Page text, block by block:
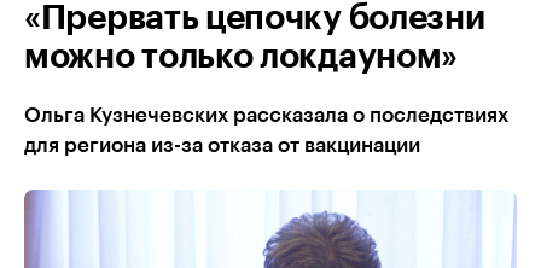
«Прервать цепочку болезни
можно только локдауном»
Ольга Кузнечевских рассказала о последствиях
для региона из-за отказа от вакцинации